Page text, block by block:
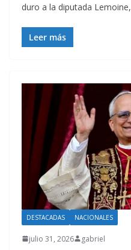
duro a la diputada Lemoine,
Leer más
DESTACADAS NACIONALES
julio 31, 2026 gabriel